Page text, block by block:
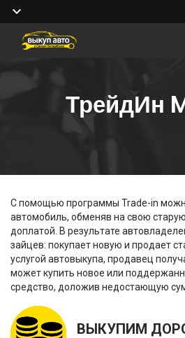
ТрейдИн
С помощью программы Trade-in
автомобиль, обменяв на свою
доплатой. В результате
зайцев: покупает новую и продает
услугой автовыкупа, продавец
может купить новое или
средство, доложив недостающую
ВЫКУПИМ